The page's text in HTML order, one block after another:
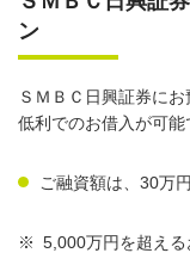
ン
ＳＭＢＣ日興証券に
低利でのお借入が可能
ご融資額は、30万
※ 5,000万円を超え